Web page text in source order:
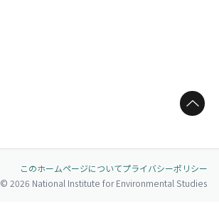
ページトップへ
このホームページについてプライバシーポリシー
© 2026 National Institute for Environmental Studies